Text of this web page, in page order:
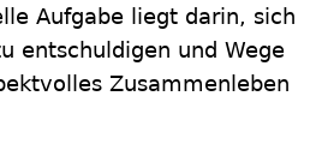
Aufgabe liegt darin, sich
entschuldigen und Wege
Zusammenleben